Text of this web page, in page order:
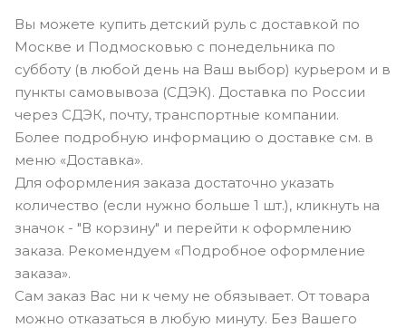
Вы можете купить детский руль с доставкой по
Москве и Подмосковью с понедельника по
субботу (в любой день на Ваш выбор) курьером и в
пункты самовывоза (СДЭК). Доставка по России
через СДЭК, почту, транспортные компании.
Более подробную информацию о доставке см. в
меню «Доставка».
Для оформления заказа достаточно указать
количество (если нужно больше 1 шт.), кликнуть на
значок - "В корзину" и перейти к оформлению
заказа. Рекомендуем «Подробное оформление
заказа».
Сам заказ Вас ни к чему не обязывает. От товара
можно отказаться в любую минуту. Без Вашего